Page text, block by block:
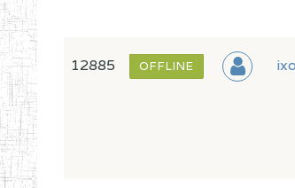
12885 OFFLINE